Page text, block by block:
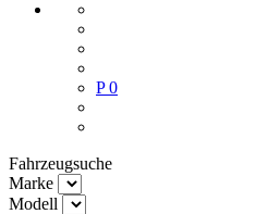
P 0
Fahrzeugsuche
Marke
Modell